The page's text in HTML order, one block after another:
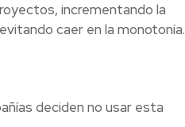
incrementando la
caer en la monotonía.
deciden no usar esta